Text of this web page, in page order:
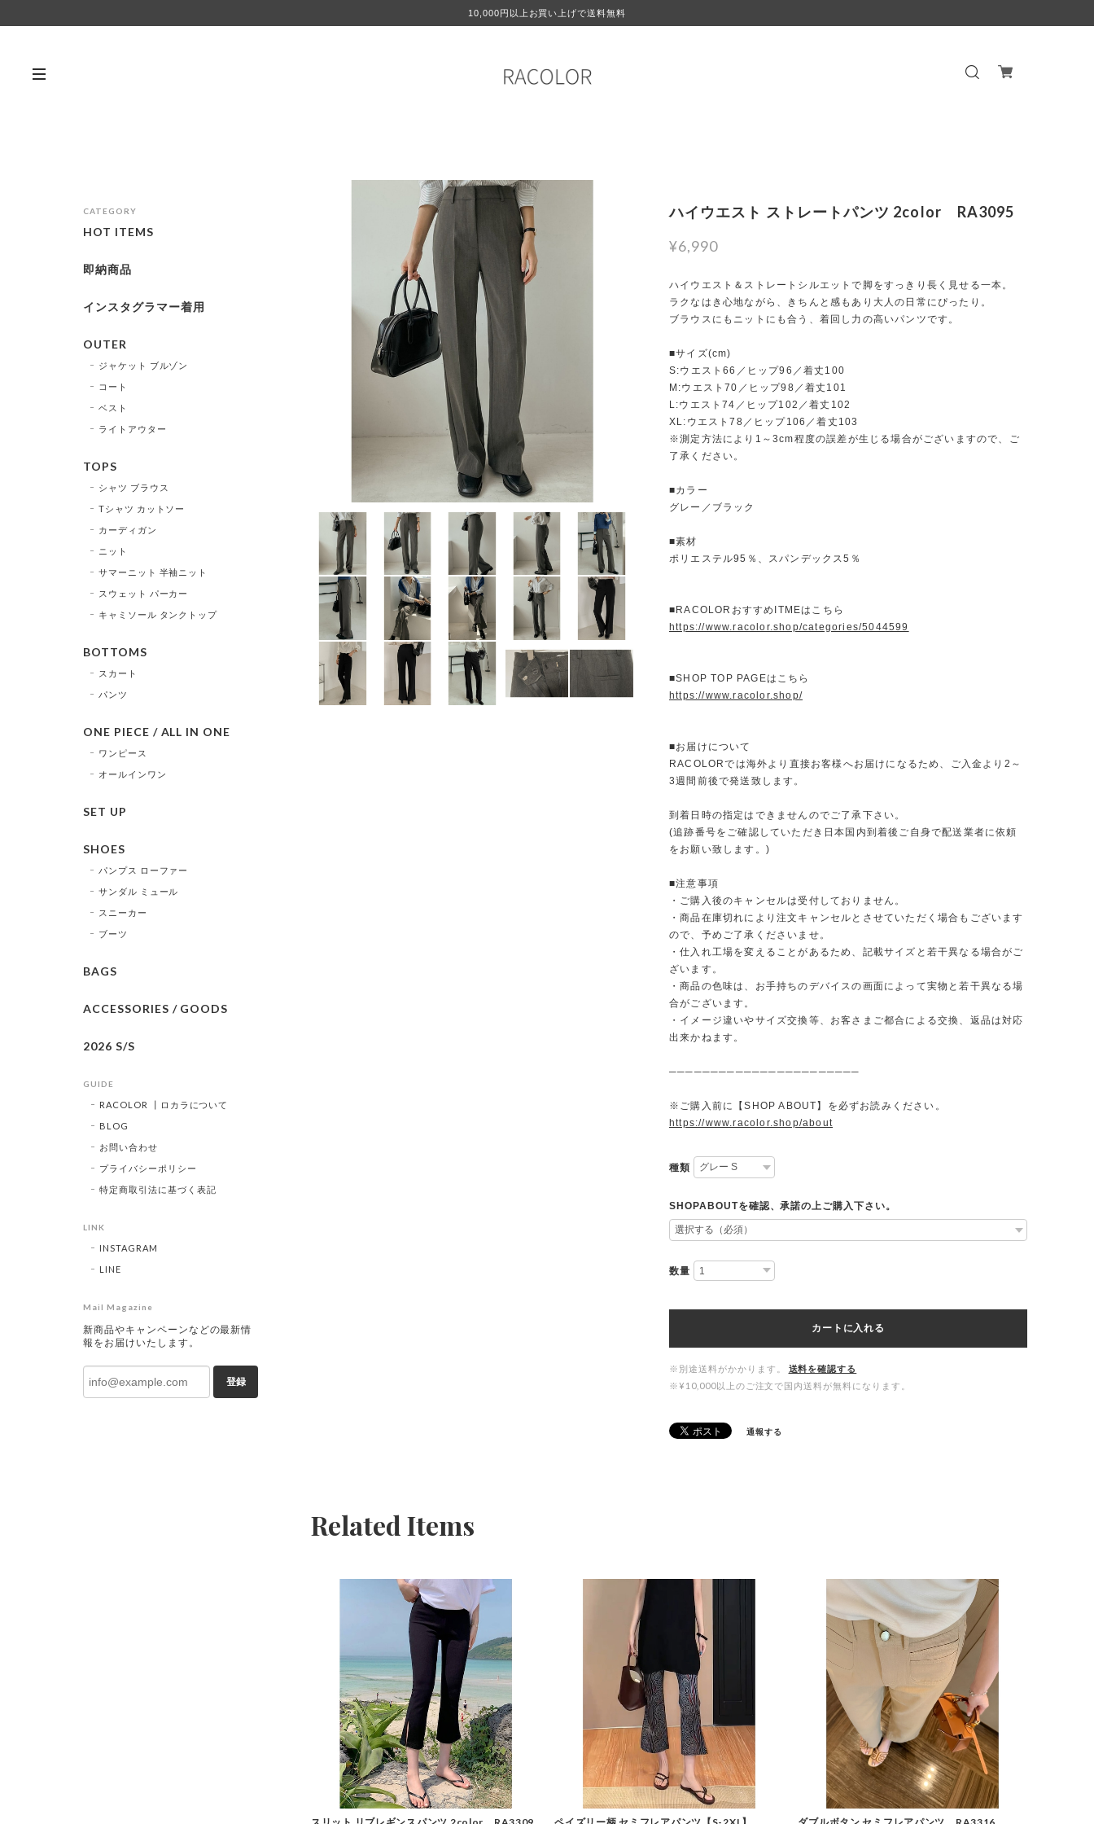
10,000円以上お買い上げで送料無料
ハイウエスト ストレートパンツ 2color RA3095
¥6,990
ハイウエスト＆ストレートシルエットで脚をすっきり長く見せる一本。
ラクなはき心地ながら、きちんと感もあり大人の日常にぴったり。
ブラウスにもニットにも合う、着回し力の高いパンツです。
■サイズ(cm)
S:ウエスト66／ヒップ96／着丈100
M:ウエスト70／ヒップ98／着丈101
L:ウエスト74／ヒップ102／着丈102
XL:ウエスト78／ヒップ106／着丈103
※測定方法により1～3cm程度の誤差が生じる場合がございますので、ご
了承ください。
■カラー
グレー／ブラック
■素材
ポリエステル95％、スパンデックス5％
■RACOLORおすすめITMEはこちら
https://www.racolor.shop/categories/5044599
■SHOP TOP PAGEはこちら
https://www.racolor.shop/
■お届けについて
RACOLORでは海外より直接お客様へお届けになるため、ご入金より2～
3週間前後で発送致します。
到着日時の指定はできませんのでご了承下さい。
(追跡番号をご確認していただき日本国内到着後ご自身で配送業者に依頼
をお願い致します。)
■注意事項
・ご購入後のキャンセルは受付しておりません。
・商品在庫切れにより注文キャンセルとさせていただく場合もございます
ので、予めご了承くださいませ。
・仕入れ工場を変えることがあるため、記載サイズと若干異なる場合がご
ざいます。
・商品の色味は、お手持ちのデバイスの画面によって実物と若干異なる場
合がございます。
・イメージ違いやサイズ交換等、お客さまご都合による交換、返品は対応
出来かねます。
───────────────────────
※ご購入前に【SHOP ABOUT】を必ずお読みください。
https://www.racolor.shop/about
種類
SHOPABOUTを確認、承諾の上ご購入下さい。
数量
カートに入れる
※別途送料がかかります。
送料を確認する
※¥10,000以上のご注文で国内送料が無料になります。
通報する
Related Items
CATEGORY
HOT ITEMS
即納商品
インスタグラマー着用
OUTER
ジャケット ブルゾン
コート
ベスト
ライトアウター
TOPS
シャツ ブラウス
Tシャツ カットソー
カーディガン
ニット
サマーニット 半袖ニット
スウェット パーカー
キャミソール タンクトップ
BOTTOMS
スカート
パンツ
ONE PIECE / ALL IN ONE
ワンピース
オールインワン
SET UP
SHOES
パンプス ローファー
サンダル ミュール
スニーカー
ブーツ
BAGS
ACCESSORIES / GOODS
2026 S/S
GUIDE
RACOLOR ┃ロカラについて
BLOG
お問い合わせ
プライバシーポリシー
特定商取引法に基づく表記
LINK
INSTAGRAM
LINE
Mail Magazine
新商品やキャンペーンなどの最新情
報をお届けいたします。
登録